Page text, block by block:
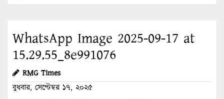
WhatsApp Image 2025-09-17 at
15.29.55_8e991076
RMG Times
বুধবার, সেপ্টেম্বর ১৭, ২০২৫